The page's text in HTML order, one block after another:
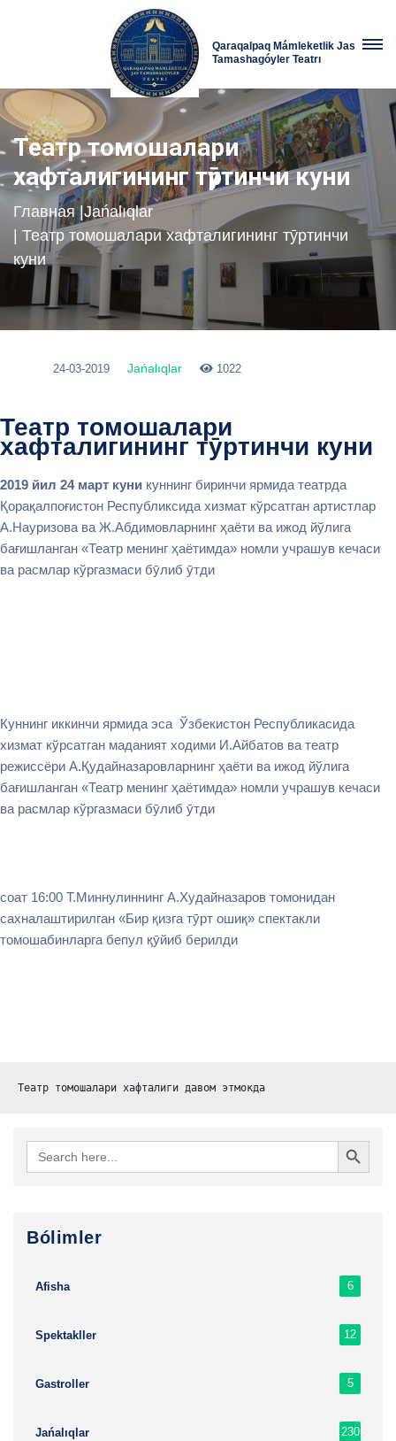
Qaraqalpaq Mámleketlik Jas
Tamashagóyler Teatrı
Театр томошалари
хафталигининг тӯртинчи куни
Главная |Jańalıqlar
| Театр томошалари хафталигининг тӯртинчи
куни
24-03-2019 Jańalıqlar 1022
Театр томошалари
хафталигининг тӯртинчи куни
2019 йил 24 март куни куннинг биринчи ярмида театрда
Қорақалпоғистон Республиксида хизмат кўрсатган артистлар
А.Науризова ва Ж.Абдимовларнинг ҳаёти ва ижод йўлига
бағишланган «Театр менинг ҳаётимда» номли учрашув кечаси
ва расмлар кўргазмаси бӯлиб ӯтди
Куннинг иккинчи ярмида эса Ўзбекистон Республикасида
хизмат кўрсатган маданият ходими И.Айбатов ва театр
режиссёри А.Қудайназаровларнинг ҳаёти ва ижод йўлига
бағишланган «Театр менинг ҳаётимда» номли учрашув кечаси
ва расмлар кўргазмаси бӯлиб ӯтди
соат 16:00 Т.Миннулиннинг А.Худайназаров томонидан
сахналаштирилган «Бир қизга тӯрт ошиқ» спектакли
томошабинларга бепул қӯйиб берилди
Театр томошалари хафталиги давом этмокда
Search
for:
Search Button
Bólimler
Afisha 6
Spektakller 12
Gastroller 5
Jańalıqlar 230